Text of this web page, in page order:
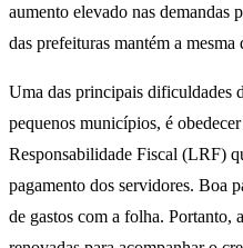
aumento elevado nas demandas
das prefeituras mantém a
Uma das principais dificuldades
pequenos municípios, é
Responsabilidade Fiscal (LRF)
pagamento dos servidores. Boa
de gastos com a folha. Portanto,